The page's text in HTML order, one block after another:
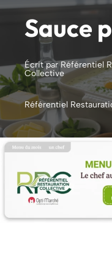
Sauce
Écrit par Référentiel
Collective
Référentiel